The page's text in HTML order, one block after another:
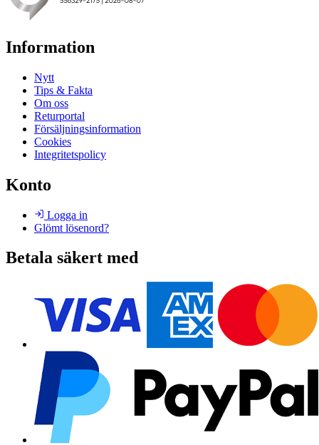
Information
Nytt
Tips & Fakta
Om oss
Returportal
Försäljningsinformation
Cookies
Integritetspolicy
Konto
Logga in
Glömt lösenord?
Betala säkert med